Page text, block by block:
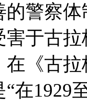
的警察
害于古
《古
在1929